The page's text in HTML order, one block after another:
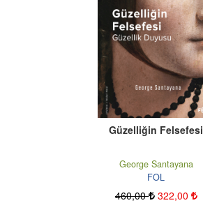
Güzelliğin Felsefesi
George Santayana
FOL
460,00 322,00